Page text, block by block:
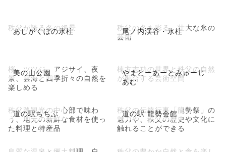
あしがくぼの氷柱
秩父が誇る冬の絶景 尾ノ内渓谷・氷柱
秩父の冬を彩る、壮大な氷の
芸術
美の山公園
桜、ツツジ、アジサイ、夜
景、雲海と四季折々の自然を
楽しめる
やまとーあーとみゅーじ
あむ
棟方志功の世界と秩父の自然
が融合する芸術空間
道の駅ちちぶ
秩父路観光の中心部で味わ
う、地元の新鮮な食材を使っ
た料理と特産品
道の駅 龍勢会館
秩父の伝統行事「龍勢祭」の
魅力や、秩父の歴史や文化に
触れることができる